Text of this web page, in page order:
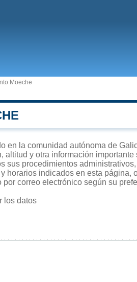
Moeche
en la comunidad autónoma de
altitud y otra información
sus procedimientos
horarios indicados en esta página,
por correo electrónico según su
los datos